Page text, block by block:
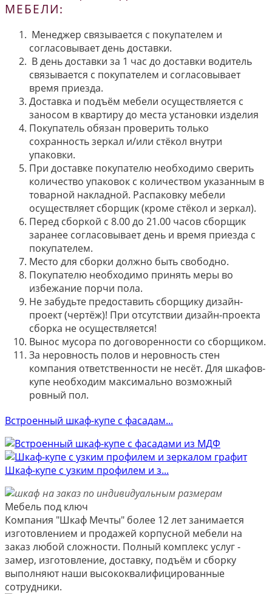
МЕБЕЛИ:
Менеджер связывается с покупателем и
согласовывает день доставки.
В день доставки за 1 час до доставки водитель
связывается с покупателем и согласовывает
время приезда.
Доставка и подъём мебели осуществляется с
заносом в квартиру до места установки изделия
Покупатель обязан проверить только
сохранность зеркал и/или стёкол внутри
упаковки.
При доставке покупателю необходимо сверить
количество упаковок с количеством указанным в
товарной накладной. Распаковку мебели
осуществляет сборщик (кроме стёкол и зеркал).
Перед сборкой с 8.00 до 21.00 часов сборщик
заранее согласовывает день и время приезда с
покупателем.
Место для сборки должно быть свободно.
Покупателю необходимо принять меры во
избежание порчи пола.
Не забудьте предоставить сборщику дизайн-
проект (чертёж)! При отсутствии дизайн-проекта
сборка не осуществляется!
Вынос мусора по договоренности со сборщиком.
За неровность полов и неровность стен
компания ответственности не несёт. Для шкафов-
купе необходим максимально возможный
ровный пол.
Встроенный шкаф-купе с фасадам...
Шкаф-купе с узким профилем и з...
Мебель под ключ
Компания "Шкаф Мечты" более 12 лет занимается
изготовлением и продажей корпусной мебели на
заказ любой сложности. Полный комплекс услуг -
замер, изготовление, доставку, подъём и сборку
выполняют наши высококвалифицированные
сотрудники.